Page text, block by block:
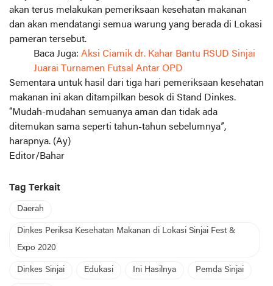
akan terus melakukan pemeriksaan kesehatan makanan
dan akan mendatangi semua warung yang berada di Lokasi
pameran tersebut.
Baca Juga: Aksi Ciamik dr. Kahar Bantu RSUD Sinjai
Juarai Turnamen Futsal Antar OPD
Sementara untuk hasil dari tiga hari pemeriksaan kesehatan
makanan ini akan ditampilkan besok di Stand Dinkes.
“Mudah-mudahan semuanya aman dan tidak ada
ditemukan sama seperti tahun-tahun sebelumnya”,
harapnya. (Ay)
Editor/Bahar
Tag Terkait
Daerah
Dinkes Periksa Kesehatan Makanan di Lokasi Sinjai Fest &
Expo 2020
Dinkes Sinjai Edukasi Ini Hasilnya Pemda Sinjai